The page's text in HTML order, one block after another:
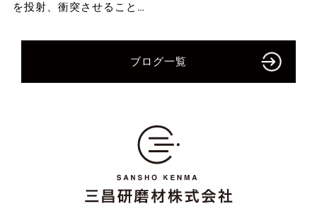
を投射、衝突させること…
ブログ一覧